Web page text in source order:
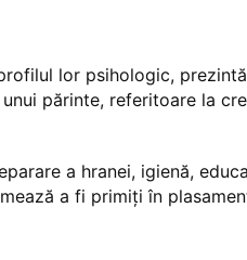
lor psihologic, prezintă
părinte, referitoare la
a hranei, igienă,
a fi primiţi în